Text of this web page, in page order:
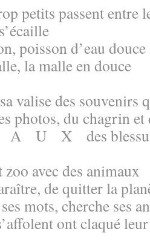
petits passent entre
poisson d’eau douce
la malle en douce
valise des souvenirs
photos, du chagrin
U X des
avec des animaux
de quitter la
mots, cherche ses
ont claqué